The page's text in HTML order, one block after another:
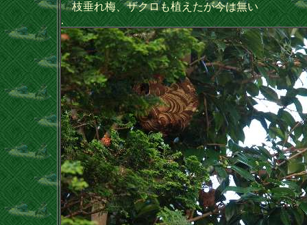
枝垂れ梅、ザクロも植えたが今は無い
.